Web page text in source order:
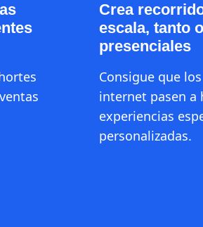
Crea
escala, tanto
presenciales
Consigue que
internet pasen a
experiencias
personalizadas.